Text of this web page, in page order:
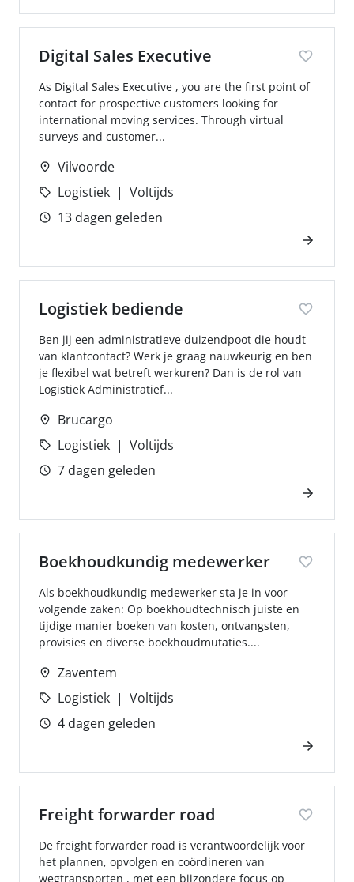
Digital Sales Executive
As Digital Sales Executive , you are the first point of
contact for prospective customers looking for
international moving services. Through virtual
surveys and customer...
Vilvoorde
Logistiek
Voltijds
13 dagen geleden
Logistiek bediende
Ben jij een administratieve duizendpoot die houdt
van klantcontact? Werk je graag nauwkeurig en ben
je flexibel wat betreft werkuren? Dan is de rol van
Logistiek Administratief...
Brucargo
Logistiek
Voltijds
7 dagen geleden
Boekhoudkundig medewerker
Als boekhoudkundig medewerker sta je in voor
volgende zaken: Op boekhoudtechnisch juiste en
tijdige manier boeken van kosten, ontvangsten,
provisies en diverse boekhoudmutaties....
Zaventem
Logistiek
Voltijds
4 dagen geleden
Freight forwarder road
De freight forwarder road is verantwoordelijk voor
het plannen, opvolgen en coördineren van
wegtransporten , met een bijzondere focus op